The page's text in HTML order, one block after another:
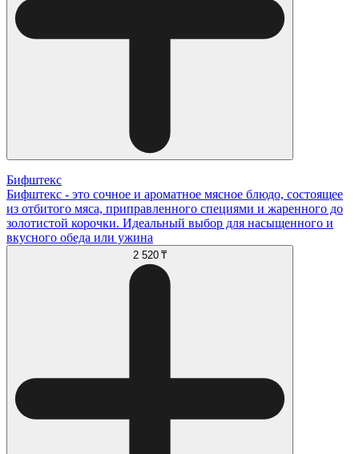
Бифштекс
Бифштекс - это сочное и ароматное мясное блюдо, состоящее
из отбитого мяса, приправленного специями и жаренного до
золотистой корочки. Идеальный выбор для насыщенного и
вкусного обеда или ужина
2 520 ₸